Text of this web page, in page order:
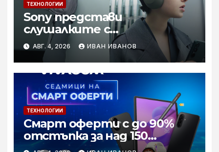
ТЕХНОЛОГИИ
Sony представи
слушалките с
шумопотискане WH-
1000XM6 в нов цвят „Olive
Gray“
АВГ. 4, 2026 ИВАН ИВАНОВ
ТЕХНОЛОГИИ
Смарт оферти с до 90%
отстъпка за над 150
устройства от Vivacom